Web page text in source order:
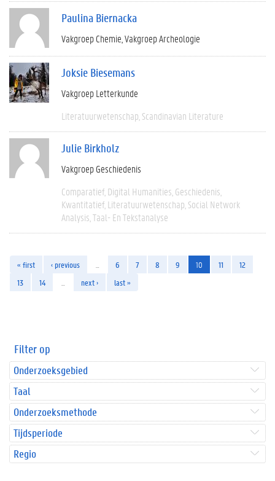
Paulina Biernacka
Vakgroep Chemie Vakgroep Archeologie
Joksie Biesemans
Vakgroep Letterkunde
Literatuurwetenschap Scandinavian Literature
Julie Birkholz
Vakgroep Geschiedenis
Comparatief Digital Humanities Geschiedenis
Kwantitatief Literatuurwetenschap Social Network
Analysis Taal- En Tekstanalyse
« first ‹ previous 6 7 8 9 10 11
12
13
14 next › last »
Filter op
Onderzoeksgebied
Taal
Onderzoeksmethode
Tijdsperiode
Regio